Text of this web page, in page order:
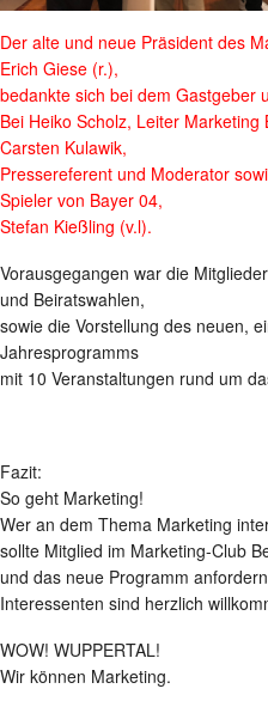
Der alte und neue Präsident des
Erich Giese (r.),
bedankte sich bei dem Gastgeber
Bei Heiko Scholz, Leiter
Carsten Kulawik,
Pressereferent und Moderator
Spieler von Bayer 04,
Stefan Kießling (v.l).
Vorausgegangen war die
und Beiratswahlen,
sowie die Vorstellung des neuen,
Jahresprogramms
mit 10 Veranstaltungen rund um
Fazit:
So geht Marketing!
Wer an dem Thema Marketing
sollte Mitglied im Marketing-Club
und das neue Programm
Interessenten sind herzlich
WOW! WUPPERTAL!
Wir können Marketing.